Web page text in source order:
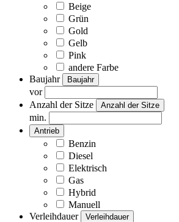
Beige
Grün
Gold
Gelb
Pink
andere Farbe
Baujahr
Baujahr
vor
Anzahl der Sitze
Anzahl der Sitze
min.
Antrieb
Benzin
Diesel
Elektrisch
Gas
Hybrid
Manuell
Verleihdauer
Verleihdauer